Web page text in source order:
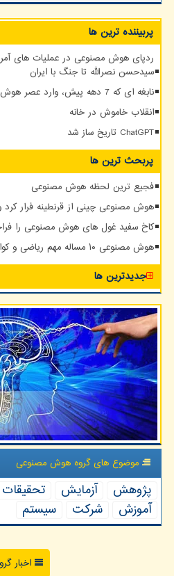
پربیننده ترین ها
ردپای هوش مصنوعی در عملیات های
سیدحسن نصرالله تا جنگ با ایران
نابغه ای که 7 دهه پیش، وارد عصر هوش مصنوعی شد
انقلاب خاموش در خانه
ChatGPT تاریخ ساز شد
پربحث ترین ها
فجیع ترین لحظه هوش مصنوعی
هوش مصنوعی چینی از قرنطینه فرار
کاخ سفید غول های هوش مصنوعی را
هوش مصنوعی ۱۰ مساله مهم ریاضی و کوانتوم را حل کرد
جدیدترین ها
موضوع های گروه هوش مصنوعی
پژوهش آزمایش تحقیقات
آموزش
شركت سیستم
اخبار